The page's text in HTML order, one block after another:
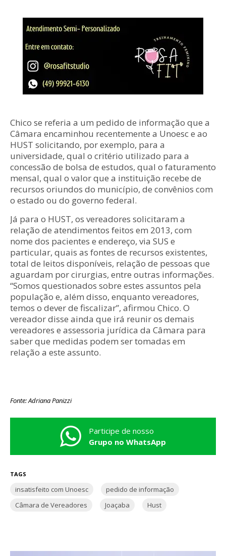
Chico se referia a um pedido de informação que a
Câmara encaminhou recentemente a Unoesc e ao
HUST solicitando, por exemplo, para a
universidade, qual o critério utilizado para a
concessão de bolsa de estudos, qual o faturamento
mensal, qual o valor que a instituição recebe de
recursos oriundos do município, de convênios com
o estado ou do governo federal.
Já para o HUST, os vereadores solicitaram a
relação de atendimentos feitos em 2013, com
nome dos pacientes e endereço, via SUS e
particular, quais as fontes de recursos existentes,
total de leitos disponíveis, relação de pessoas que
aguardam por cirurgias, entre outras informações.
“Somos questionados sobre estes assuntos pela
população e, além disso, enquanto vereadores,
temos o dever de fiscalizar”, afirmou Chico. O
vereador disse ainda que irá reunir os demais
vereadores e assessoria jurídica da Câmara para
saber que medidas podem ser tomadas em
relação a este assunto.
Fonte: Adriana Panizzi
Participe de nosso
Grupo no WhatsApp
TAGS
insatisfeito com Unoesc
pedido de informação
Câmara de Vereadores
Joaçaba Hust